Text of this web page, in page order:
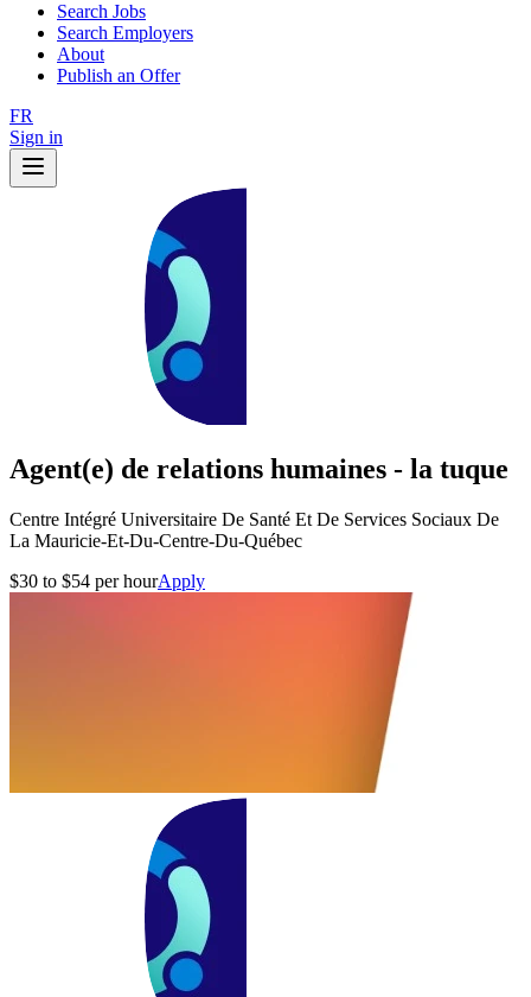
Search Jobs
Search Employers
About
Publish an Offer
FR
Sign in
Agent(e) de relations humaines - la tuque
Centre Intégré Universitaire De Santé Et De Services Sociaux De
La Mauricie-Et-Du-Centre-Du-Québec
$30 to $54 per hourApply